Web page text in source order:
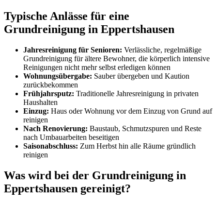
Typische Anlässe für eine
Grundreinigung in Eppertshausen
Jahresreinigung für Senioren: Verlässliche, regelmäßige
Grundreinigung für ältere Bewohner, die körperlich intensive
Reinigungen nicht mehr selbst erledigen können
Wohnungsübergabe: Sauber übergeben und Kaution
zurückbekommen
Frühjahrsputz: Traditionelle Jahresreinigung in privaten
Haushalten
Einzug: Haus oder Wohnung vor dem Einzug von Grund auf
reinigen
Nach Renovierung: Baustaub, Schmutzspuren und Reste
nach Umbauarbeiten beseitigen
Saisonabschluss: Zum Herbst hin alle Räume gründlich
reinigen
Was wird bei der Grundreinigung in
Eppertshausen gereinigt?